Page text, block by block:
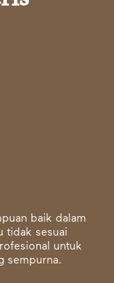
baik dalam
tidak sesuai
untuk
sempurna.